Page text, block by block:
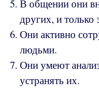
В общении они
других, и только
Они активно
людьми.
Они умеют
устранять их.